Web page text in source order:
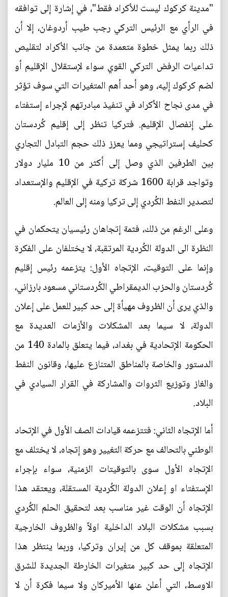
"مدينة كركوك ليست للأكراد فقط"، في إشارة إلى توافقه
في الرأي مع الرئيس التركي رجب طيب أردوغان، إلا أن
ذلك ربما يمثل خطوة متعمدة من جانب الأكراد لتقليص
تداعيات الرفض التركي القوي سواء لإستقلال الإقليم أو
لضم كركوك إليه، وهو أحد أهم المتغيرات التي سوف تؤثر
في مدى نجاح الأكراد في تنفيذ مبادرتهم لإجراء إستفتاء
على إنفصال الإقليم. فتركيا تنظر إلى إقليم كُردستان
كحليف إستراتيجي ومما يعزز ذلك حجم التبادل التجاري
بين الطرفين الذي وصل إلى أكثر من 10 مليار دولار
وتواجد قرابة 1600 شركة تركية في الإقليم والإستعداد
لتصدير النفط الكُردي إلى تركيا ومنه إلى العالم.
وعلى الرغم من ذلك، فثمة إتجاهان رئيسيان يتحكمان في
النظرة الى الدولة الكُردية المرتقبة، لا يختلفان على الفكرة
وإنما على التوقيت، الإتجاه الأول: يتزعمه رئيس إقليم
كُردستان والحزب الديمقراطي الكُردستاني مسعود بارزاني،
والذي يرى أن الظروف مهيأة إلى حد كبير للعمل على إعلان
الدولة، لا سيما بعد المشكلات والأزمات العديدة مع
الحكومة الإتحادية في بغداد، فيما يتعلق بالمادة 140 من
الدستور والخاصة بالمناطق المتنازع عليها، وقانون النفط
والغاز وتوزيع الثروات والمشاركة في القرار السيادي في
البلاد.
أما الإتجاه الثاني: فتتزعمه قيادات الصف الأول في الإتحاد
الوطني بالتحالف مع حركة التغيير وهو إتجاه، لا يختلف مع
الإتجاه الأول سوى بالتوقيتات الزمنية، سواء بإجراء
الإستفتاء او إعلان الدولة الكُردية المستقلة، ويعتقد هذا
الإتجاه أن الوقت غير مناسب بعد لتحقيق الحلم الكُردي
بسبب مشكلات البلاد الداخلية اولاً والظروف الخارجية
المتعلقة بموقف كل من إيران وتركيا، وربما ينتظر هذا
الإتجاه إلى حد كبير متغيرات الخارطة الجديدة للشرق
الاوسط، التي أعلن عنها الأميركان ولا سيما فكرة أن لا